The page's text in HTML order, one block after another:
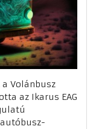
Volánbusz
az Ikarus EAG